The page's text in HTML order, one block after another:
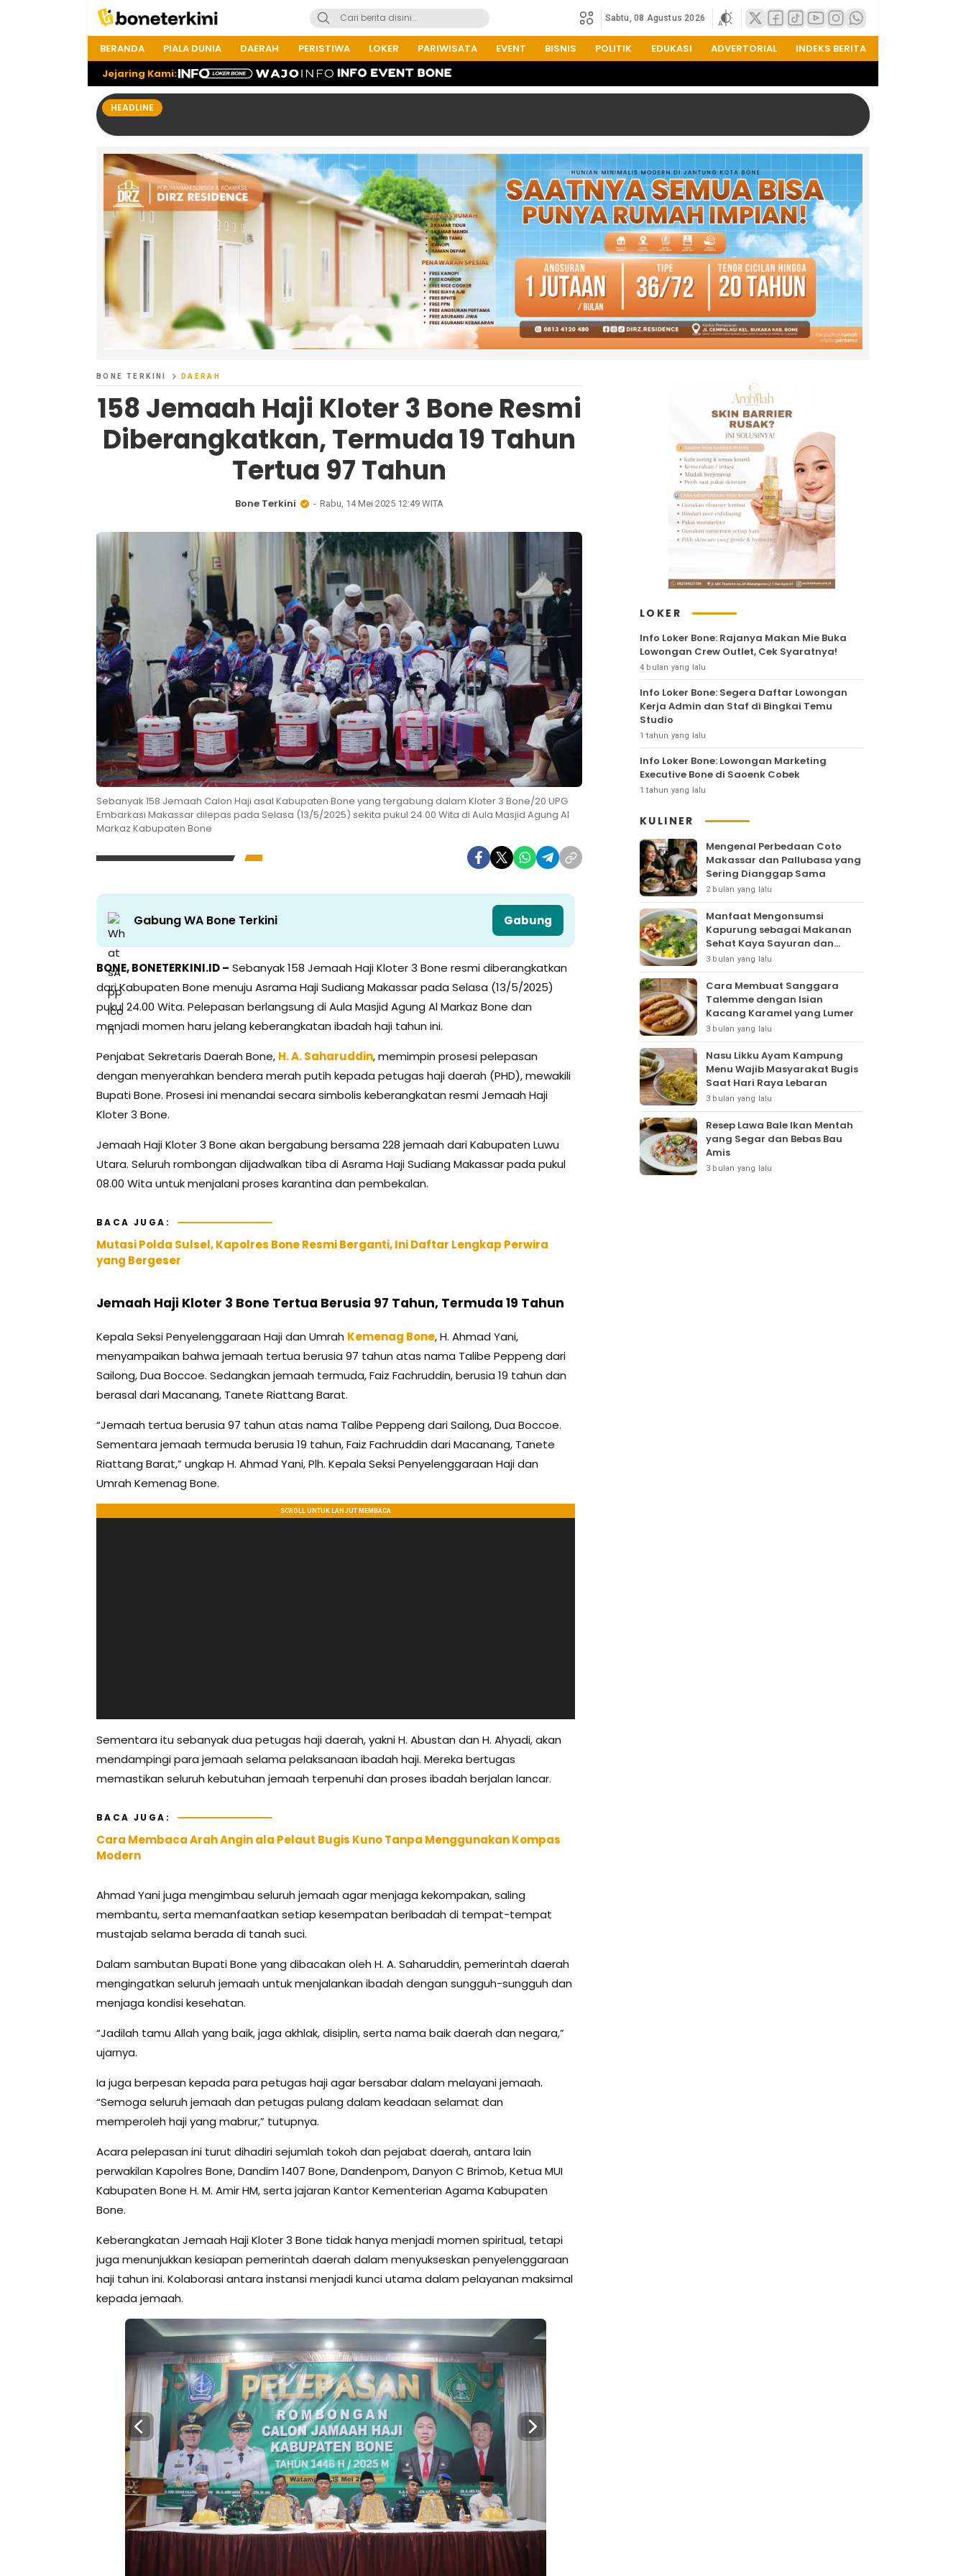
Sabtu, 08 Agustus 2026
BERANDA PIALA DUNIA DAERAH PERISTIWA LOKER PARIWISATA EVENT BISNIS POLITIK EDUKASI ADVERTORIAL
INDEKS BERITA
Jejaring Kami:
HEADLINE
BONE TERKINI DAERAH
158 Jemaah Haji Kloter 3 Bone Resmi
Diberangkatkan, Termuda 19 Tahun
Tertua 97 Tahun
Bone Terkini Rabu, 14 Mei 2025 12:49 WITA
Sebanyak 158 Jemaah Calon Haji asal Kabupaten Bone yang tergabung dalam Kloter 3 Bone/20 UPG
Embarkasi Makassar dilepas pada Selasa (13/5/2025) sekita pukul 24.00 Wita di Aula Masjid Agung Al
Markaz Kabupaten Bone
Gabung WA Bone Terkini Gabung
BONE, BONETERKINI.ID – Sebanyak 158 Jemaah Haji Kloter 3 Bone resmi diberangkatkan
dari Kabupaten Bone menuju Asrama Haji Sudiang Makassar pada Selasa (13/5/2025)
pukul 24.00 Wita. Pelepasan berlangsung di Aula Masjid Agung Al Markaz Bone dan
menjadi momen haru jelang keberangkatan ibadah haji tahun ini.
Penjabat Sekretaris Daerah Bone, H. A. Saharuddin, memimpin prosesi pelepasan
dengan menyerahkan bendera merah putih kepada petugas haji daerah (PHD), mewakili
Bupati Bone. Prosesi ini menandai secara simbolis keberangkatan resmi Jemaah Haji
Kloter 3 Bone.
Jemaah Haji Kloter 3 Bone akan bergabung bersama 228 jemaah dari Kabupaten Luwu
Utara. Seluruh rombongan dijadwalkan tiba di Asrama Haji Sudiang Makassar pada pukul
08.00 Wita untuk menjalani proses karantina dan pembekalan.
BACA JUGA:
Mutasi Polda Sulsel, Kapolres Bone Resmi Berganti, Ini Daftar Lengkap Perwira
yang Bergeser
Jemaah Haji Kloter 3 Bone Tertua Berusia 97 Tahun, Termuda 19 Tahun
Kepala Seksi Penyelenggaraan Haji dan Umrah Kemenag Bone, H. Ahmad Yani,
menyampaikan bahwa jemaah tertua berusia 97 tahun atas nama Talibe Peppeng dari
Sailong, Dua Boccoe. Sedangkan jemaah termuda, Faiz Fachruddin, berusia 19 tahun dan
berasal dari Macanang, Tanete Riattang Barat.
“Jemaah tertua berusia 97 tahun atas nama Talibe Peppeng dari Sailong, Dua Boccoe.
Sementara jemaah termuda berusia 19 tahun, Faiz Fachruddin dari Macanang, Tanete
Riattang Barat,” ungkap H. Ahmad Yani, Plh. Kepala Seksi Penyelenggaraan Haji dan
Umrah Kemenag Bone.
Sementara itu sebanyak dua petugas haji daerah, yakni H. Abustan dan H. Ahyadi, akan
mendampingi para jemaah selama pelaksanaan ibadah haji. Mereka bertugas
memastikan seluruh kebutuhan jemaah terpenuhi dan proses ibadah berjalan lancar.
BACA JUGA:
Cara Membaca Arah Angin ala Pelaut Bugis Kuno Tanpa Menggunakan Kompas
Modern
Ahmad Yani juga mengimbau seluruh jemaah agar menjaga kekompakan, saling
membantu, serta memanfaatkan setiap kesempatan beribadah di tempat-tempat
mustajab selama berada di tanah suci.
Dalam sambutan Bupati Bone yang dibacakan oleh H. A. Saharuddin, pemerintah daerah
mengingatkan seluruh jemaah untuk menjalankan ibadah dengan sungguh-sungguh dan
menjaga kondisi kesehatan.
“Jadilah tamu Allah yang baik, jaga akhlak, disiplin, serta nama baik daerah dan negara,”
ujarnya.
Ia juga berpesan kepada para petugas haji agar bersabar dalam melayani jemaah.
“Semoga seluruh jemaah dan petugas pulang dalam keadaan selamat dan
memperoleh haji yang mabrur,” tutupnya.
Acara pelepasan ini turut dihadiri sejumlah tokoh dan pejabat daerah, antara lain
perwakilan Kapolres Bone, Dandim 1407 Bone, Dandenpom, Danyon C Brimob, Ketua MUI
Kabupaten Bone H. M. Amir HM, serta jajaran Kantor Kementerian Agama Kabupaten
Bone.
Keberangkatan Jemaah Haji Kloter 3 Bone tidak hanya menjadi momen spiritual, tetapi
juga menunjukkan kesiapan pemerintah daerah dalam menyukseskan penyelenggaraan
haji tahun ini. Kolaborasi antara instansi menjadi kunci utama dalam pelayanan maksimal
kepada jemaah.
LOKER
Info Loker Bone: Rajanya Makan Mie Buka
Lowongan Crew Outlet, Cek Syaratnya!
4 bulan yang lalu
Info Loker Bone: Segera Daftar Lowongan
Kerja Admin dan Staf di Bingkai Temu
Studio
1 tahun yang lalu
Info Loker Bone: Lowongan Marketing
Executive Bone di Saoenk Cobek
1 tahun yang lalu
KULINER
Mengenal Perbedaan Coto
Makassar dan Pallubasa yang
Sering Dianggap Sama
2 bulan yang lalu
Manfaat Mengonsumsi
Kapurung sebagai Makanan
Sehat Kaya Sayuran dan
Protein
3 bulan yang lalu
Cara Membuat Sanggara
Talemme dengan Isian
Kacang Karamel yang Lumer
3 bulan yang lalu
Nasu Likku Ayam Kampung
Menu Wajib Masyarakat Bugis
Saat Hari Raya Lebaran
3 bulan yang lalu
Resep Lawa Bale Ikan Mentah
yang Segar dan Bebas Bau
Amis
3 bulan yang lalu